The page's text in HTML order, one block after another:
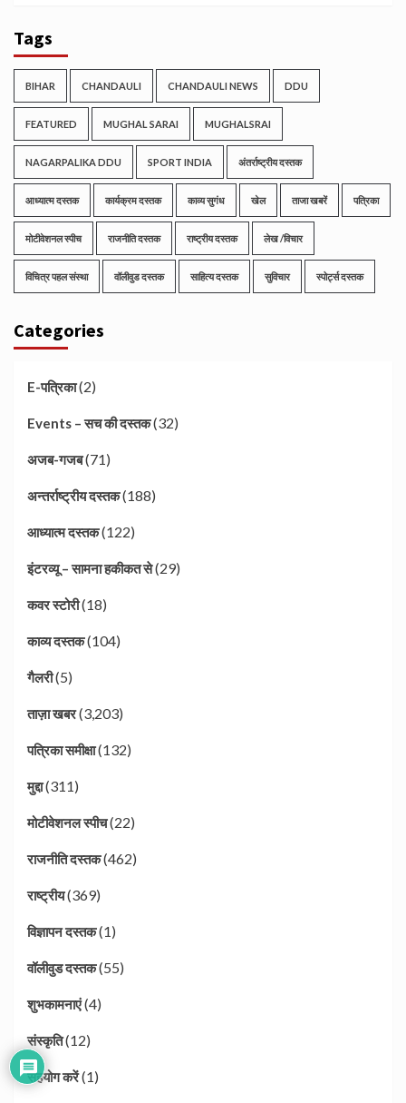
Tags
BIHAR CHANDAULI CHANDAULI NEWS DDU
FEATURED MUGHAL SARAI MUGHALSRAI
NAGARPALIKA DDU SPORT INDIA अंतर्राष्ट्रीय दस्तक
आध्यात्म दस्तक कार्यक्रम दस्तक काव्य सुगंध खेल ताजा खबरें पत्रिका
मोटीवेशनल स्पीच राजनीति दस्तक राष्ट्रीय दस्तक लेख /विचार
विचित्र पहल संस्था वॉलीवुड दस्तक साहित्य दस्तक सुविचार स्पोर्ट्स दस्तक
Categories
E-पत्रिका(2)
Events – सच की दस्तक(32)
अजब-गजब(71)
अन्तर्राष्ट्रीय दस्तक(188)
आध्यात्म दस्तक(122)
इंटरव्यू – सामना हकीकत से(29)
कवर स्टोरी(18)
काव्य दस्तक(104)
गैलरी(5)
ताज़ा खबर(3,203)
पत्रिका समीक्षा(132)
मुद्दा(311)
मोटीवेशनल स्पीच(22)
राजनीति दस्तक(462)
राष्ट्रीय(369)
विज्ञापन दस्तक(1)
वॉलीवुड दस्तक(55)
शुभकामनाएं(4)
संस्कृति(12)
सहयोग करें(1)